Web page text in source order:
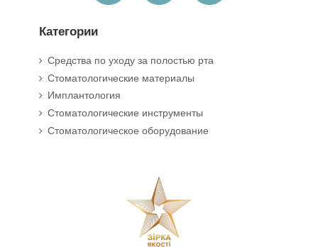
Категории
Средства по уходу за полостью рта
Стоматологические материалы
Имплантология
Стоматологические инструменты
Стоматологическое оборудование